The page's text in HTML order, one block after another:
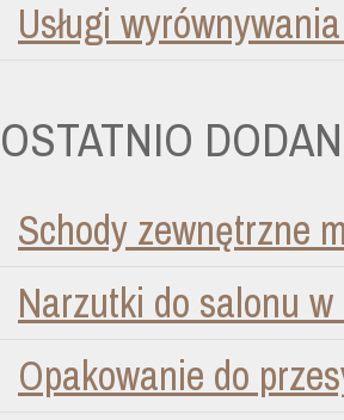
Usługi
OSTATNIO
Schody zewnętrzne
Narzutki do salonu
Opakowanie do